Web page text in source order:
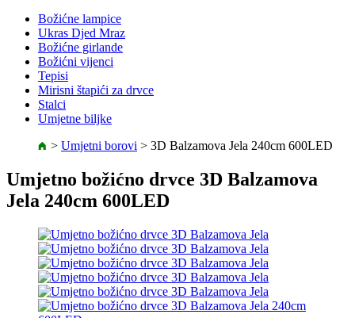
Božićne lampice
Ukras Djed Mraz
Božićne girlande
Božićni vijenci
Tepisi
Mirisni štapići za drvce
Stalci
Umjetne biljke
> Umjetni borovi > 3D Balzamova Jela 240cm 600LED
Umjetno božićno drvce 3D Balzamova
Jela 240cm 600LED